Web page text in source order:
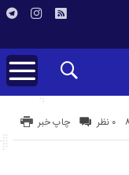
چاپ خبر ۰ نظر